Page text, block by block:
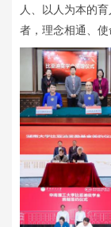
人、以人为本的
者，理念相通、使